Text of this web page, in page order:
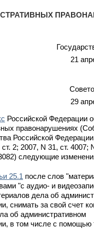
21
29
Российской Федерации
правонарушениях
Российской
2; 2007, N 31, ст. 4007;
следующие
25.1 после слов
"с аудио- и
дела об
снимать за свой счет
об административном
в том числе с помощью